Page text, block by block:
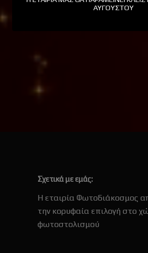
Σχετικά με εμάς:
Η εταιρία Φωτοδιάκοσμος
την κορυφαία επιλογή στο
φωτοστολισμού
ΑΥΓΟΎΣΤΟΥ